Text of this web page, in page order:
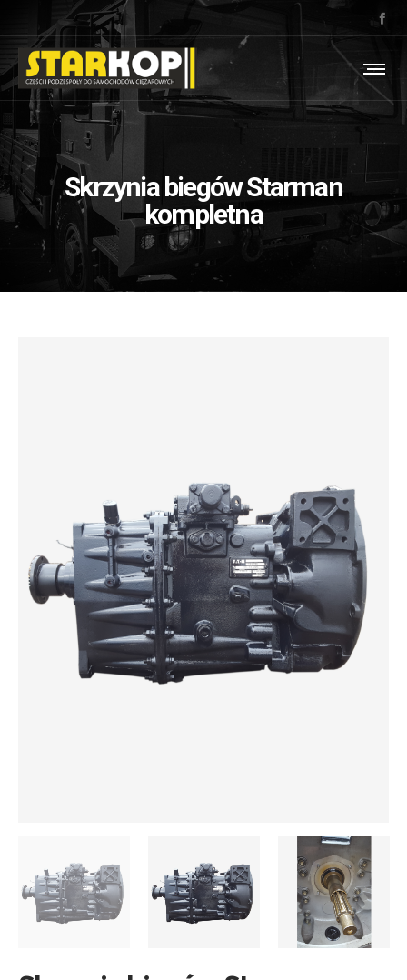
Skrzynia biegów Starman
kompletna